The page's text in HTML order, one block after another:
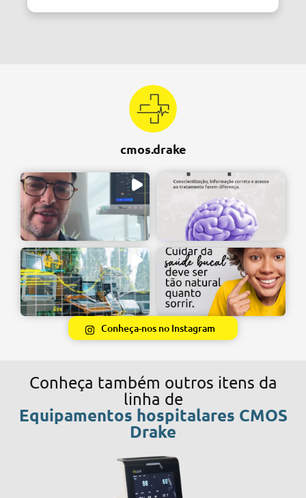
cmos.drake
Conheça-nos no Instagram
Conheça também outros itens da
linha de
Equipamentos hospitalares CMOS
Drake